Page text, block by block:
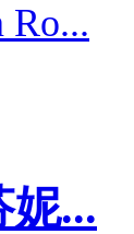
Ro...
妮...